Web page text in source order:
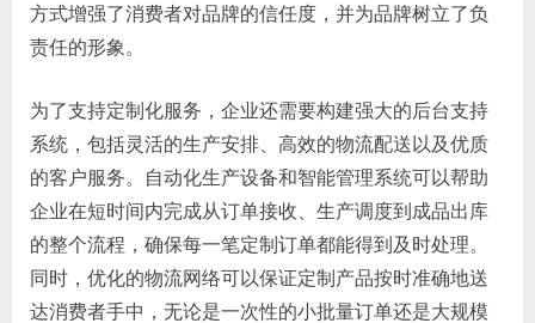
方式增强了消费者对品牌的信任度，并为品牌树立了负
责任的形象。
为了支持定制化服务，企业还需要构建强大的后台支持
系统，包括灵活的生产安排、高效的物流配送以及优质
的客户服务。自动化生产设备和智能管理系统可以帮助
企业在短时间内完成从订单接收、生产调度到成品出库
的整个流程，确保每一笔定制订单都能得到及时处理。
同时，优化的物流网络可以保证定制产品按时准确地送
达消费者手中，无论是一次性的小批量订单还是大规模